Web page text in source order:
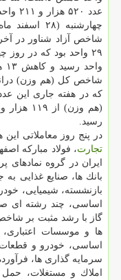
عدد
رسید.
در پنج روز معاملاتی این
تجارت، فولاد مباركه
ایران در گروه نمادهای
بانك ها، صنایع غذایی
بازنشسته، شیمیایی،
اساسی، چند رشته ای
گاز با رشد مثبت بر
ها و موسسات
اساسی، خودرو و
سرمایه گذاری ها،
املاك و مستغلات،